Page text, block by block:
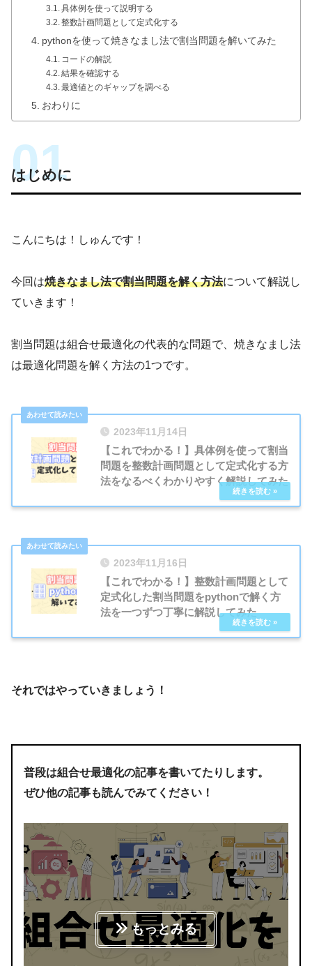
具体例を使って説明する
整数計画問題として定式化する
pythonを使って焼きなまし法で割当問題を解いてみた
コードの解説
結果を確認する
最適値とのギャップを調べる
おわりに
はじめに
こんにちは！しゅんです！
今回は焼きなまし法で割当問題を解く方法について解説し
ていきます！
割当問題は組合せ最適化の代表的な問題で、焼きなまし法
は最適化問題を解く方法の1つです。
2023年11月14日
【これでわかる！】具体例を使って割当
問題を整数計画問題として定式化する方
法をなるべくわかりやすく解説してみた
2023年11月16日
【これでわかる！】整数計画問題として
定式化した割当問題をpythonで解く方
法を一つずつ丁寧に解説してみた
それではやっていきましょう！
普段は組合せ最適化の記事を書いてたりします。
ぜひ他の記事も読んでみてください！
もっとみる